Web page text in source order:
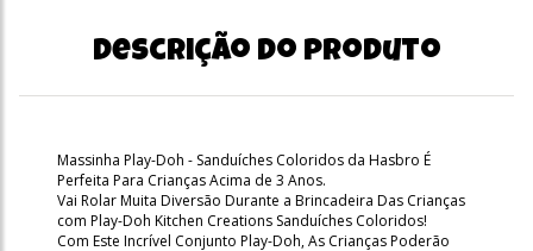
Descrição do produto
Massinha Play-Doh - Sanduíches Coloridos da Hasbro É
Perfeita Para Crianças Acima de 3 Anos.
Vai Rolar Muita Diversão Durante a Brincadeira Das Crianças
com Play-Doh Kitchen Creations Sanduíches Coloridos!
Com Este Incrível Conjunto Play-Doh, As Crianças Poderão